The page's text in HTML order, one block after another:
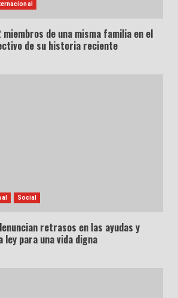
miembros de una misma familia en el
de su historia reciente
Social
retrasos en las ayudas y
ley para una vida digna